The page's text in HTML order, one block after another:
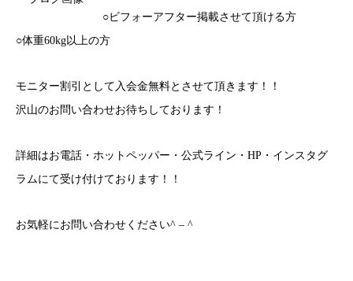
○ビフォーアフター掲載させて頂ける方
○体重60kg以上の方
モニター割引として入会金無料とさせて頂きます！！
沢山のお問い合わせお待ちしております！
詳細はお電話・ホットペッパー・公式ライン・HP・インスタグ
ラムにて受け付けております！！
お気軽にお問い合わせください^ – ^